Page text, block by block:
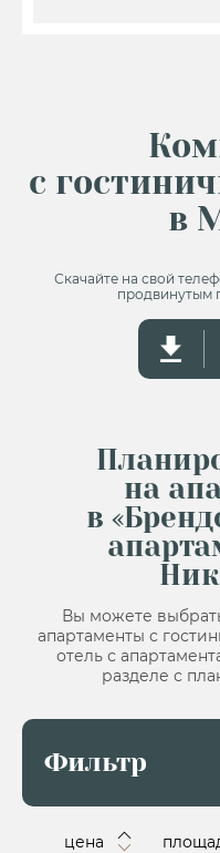
с
в
Скачайте на свой
продвинутым
на
в
Вы можете
апартаменты с
отель с
разделе с
Фильтр
цена